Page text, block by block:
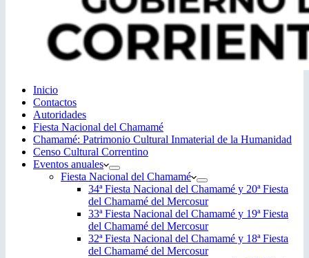
Inicio
Contactos
Autoridades
Fiesta Nacional del Chamamé
Chamamé: Patrimonio Cultural Inmaterial de la Humanidad
Censo Cultural Correntino
Eventos anuales
Fiesta Nacional del Chamamé
34ª Fiesta Nacional del Chamamé y 20ª Fiesta
del Chamamé del Mercosur
33ª Fiesta Nacional del Chamamé y 19ª Fiesta
del Chamamé del Mercosur
32ª Fiesta Nacional del Chamamé y 18ª Fiesta
del Chamamé del Mercosur